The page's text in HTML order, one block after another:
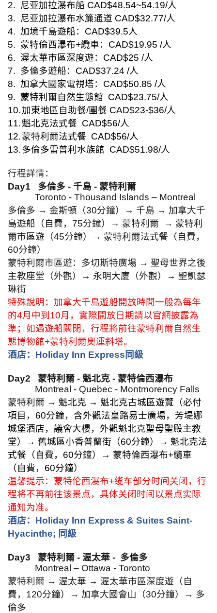
2. 尼亚加拉瀑布船 CAD$48.54~54.19/人
3.
尼亚加拉瀑布水簾通道 CAD$32.77/人
4. 加境千島遊船： CAD$39.5人
5. 蒙特倫西瀑布+纜車： CAD$19.95 /人
6. 渥太華市區深度遊： CAD$25 /人
7. 多倫多遊船： CAD$37.24 /人
8. 加拿大國家電視塔： CAD$50.85 /人
9. 蒙特利爾自然生態館 CAD$23.75/人
10.加東地區自助餐/團餐 CAD$23-$36/人
11.魁北克法式餐 CAD$56/人
12.蒙特利爾法式餐 CAD$56/人
13.多倫多雷普利水族館 CAD$51.98/人
行程詳情：
Day1 多倫多 - 千島 - 蒙特利爾
Toronto - Thousand Islands – Montreal
多倫多 → 金斯頓（30分鐘） → 千島 → 加拿大千
島遊船（自費， 75分鐘） → 蒙特利爾 → 蒙特利
爾市區遊（45分鐘） → 蒙特利爾法式餐（自費，
60分鐘）
蒙特利爾市區遊：多切斯特廣場 → 聖母世界之後
主教座堂（外觀）
→ 永明大廈（外觀） → 聖凱瑟
琳街
特殊說明：加拿大千島遊船開放時間一般為每年
的4月中到 10月，實際開放日期請以官網披露為
準；如遇遊船關閉，行程將前往蒙特利爾自然生
態博物館+蒙特利爾奧運斜塔。
酒店： Holiday Inn Express 同級
Day2 蒙特利爾 - 魁北克 - 蒙特倫西瀑布
Montreal - Quebec - Montmorency Falls
蒙特利爾 → 魁北克 → 魁北克古城區遊覽（必付
項目， 60分鐘，含外觀法皇路易士廣場，芳堤娜
城堡酒店，議會大樓，外觀魁北克聖母聖殿主教
堂）
→ 舊城區小香普蘭街（60分鐘） → 魁北克法
式餐（自費， 60分鐘） → 蒙特倫西瀑布+纜車
（自費， 60分鐘）
温馨提示：蒙特伦西瀑布+缆车部分时间关闭，行
程将不再前往该景点，具体关闭时间以景点实际
通知为准。
酒店： Holiday Inn Express & Suites Saint-
Hyacinthe; 同級
Day3 蒙特利爾 - 渥太華 - 多倫多
Montreal – Ottawa - Toronto
蒙特利爾 → 渥太華 → 渥太華市區深度遊（自
費， 120分鐘） → 加拿大國會山（30分鐘） → 多
倫多